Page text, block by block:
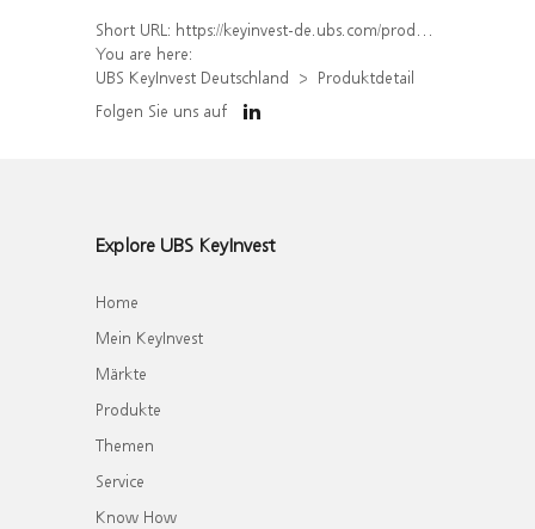
Short URL: https://keyinvest-de.ubs.com/produkt/detail/index/isin/DE000WA7ELT5
You are here:
UBS KeyInvest Deutschland
Produktdetail
Folgen Sie uns auf
Explore UBS KeyInvest
Home
Mein KeyInvest
Märkte
Produkte
Themen
Service
Know How